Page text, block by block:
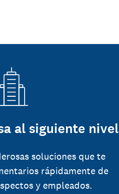
al siguiente nivel
soluciones que te
rápidamente de
y empleados.